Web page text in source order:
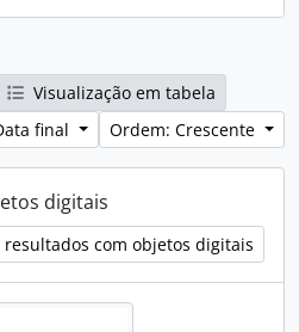
Visualização em tabela
final
Ordem: Crescente
digitais
resultados com objetos digitais